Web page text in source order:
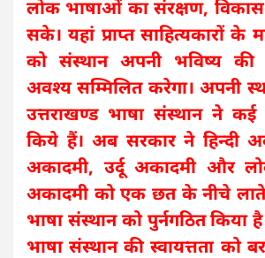
लोक भाषाओं का संरक्षण,
सके। यहां प्राप्त साहित्यकारों के
को संस्थान अपनी भविष्य की
अवश्य सम्मिलित करेगा। अपनी
उत्तराखण्ड भाषा संस्थान ने कई
किये हैं। अब सरकार ने हिन्दी
अकादमी, उर्दू अकादमी और
अकादमी को एक छत के नीचे लाते
भाषा संस्थान को पुर्नगठित किया
भाषा संस्थान की स्वायत्तता को